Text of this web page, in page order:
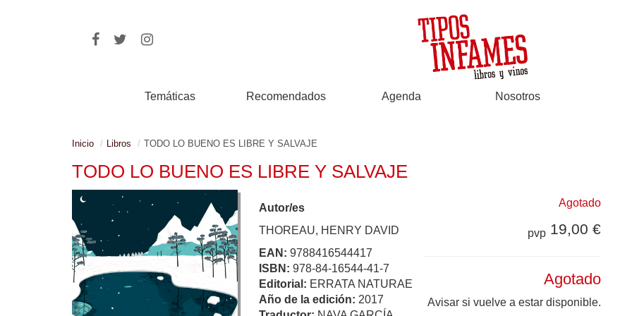
Temáticas Recomendados Agenda Nosotros
Inicio Libros TODO LO BUENO ES LIBRE Y SALVAJE
TODO LO BUENO ES LIBRE Y SALVAJE
Autor/es
THOREAU, HENRY DAVID
EAN: 9788416544417
ISBN: 978-84-16544-41-7
Editorial: ERRATA NATURAE
Año de la edición: 2017
Agotado
pvp 19,00 €
Agotado
Avisar si vuelve a estar disponible.